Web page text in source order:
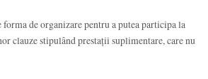
de organizare pentru a putea participa la
clauze stipulând prestații suplimentare, care nu